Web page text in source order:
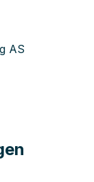
AS